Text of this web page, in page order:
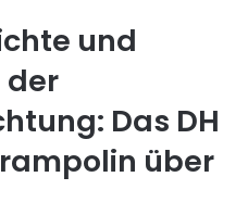
und
der
Das DH
über